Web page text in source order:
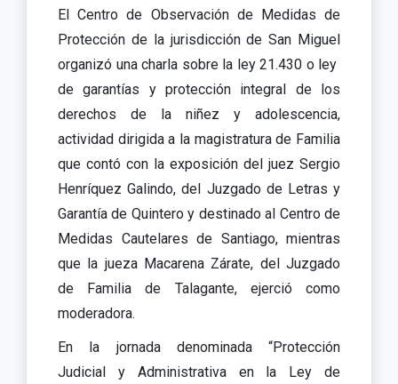
El Centro de Observación de Medidas de
Protección de la jurisdicción de San Miguel
organizó una charla sobre la ley 21.430 o ley
de garantías y protección integral de los
derechos de la niñez y adolescencia,
actividad dirigida a la magistratura de Familia
que contó con la exposición del juez Sergio
Henríquez Galindo, del Juzgado de Letras y
Garantía de Quintero y destinado al Centro de
Medidas Cautelares de Santiago, mientras
que la jueza Macarena Zárate, del Juzgado
de Familia de Talagante, ejerció como
moderadora.
En la jornada denominada “Protección
Judicial y Administrativa en la Ley de